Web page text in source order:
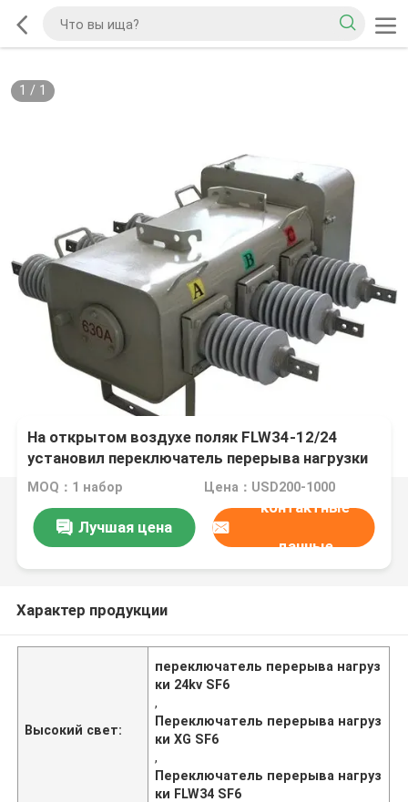
1 / 1
На открытом воздухе поляк FLW34-12/24
установил переключатель перерыва нагрузки
SF6
MOQ：1 набор Цена：USD200-1000
Лучшая цена
контактные
данные
Характер продукции
Высокий свет:
переключатель перерыва нагруз
ки 24kv SF6
,
Переключатель перерыва нагруз
ки XG SF6
,
Переключатель перерыва нагруз
ки FLW34 SF6